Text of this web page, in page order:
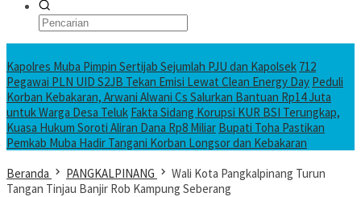
Kapolres Muba Pimpin Sertijab Sejumlah PJU dan Kapolsek 712
Pegawai PLN UID S2JB Tekan Emisi Lewat Clean Energy Day Peduli
Korban Kebakaran, Arwani Alwani Cs Salurkan Bantuan Rp14 Juta
untuk Warga Desa Teluk Fakta Sidang Korupsi KUR BSI Terungkap,
Kuasa Hukum Soroti Aliran Dana Rp8 Miliar Bupati Toha Pastikan
Pemkab Muba Hadir Tangani Korban Longsor dan Kebakaran
Beranda
PANGKALPINANG
Wali Kota Pangkalpinang Turun
Tangan Tinjau Banjir Rob Kampung Seberang